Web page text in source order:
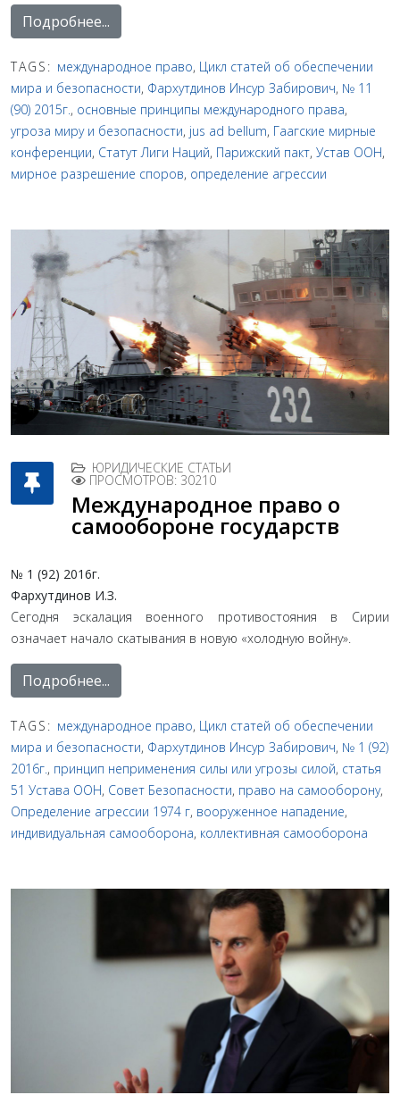
Подробнее...
TAGS: международное право, Цикл статей об обеспечении
мира и безопасности, Фархутдинов Инсур Забирович, № 11
(90) 2015г., основные принципы международного права,
угроза миру и безопасности, jus ad bellum, Гаагские мирные
конференции, Статут Лиги Наций, Парижский пакт, Устав ООН,
мирное разрешение споров, определение агрессии
ЮРИДИЧЕСКИЕ СТАТЬИ
ПРОСМОТРОВ: 30210
Международное право о
самообороне государств
№ 1 (92) 2016г.
Фархутдинов И.З.
Сегодня эскалация военного противостояния в Сирии
означает начало скатывания в новую «холодную войну».
Подробнее...
TAGS: международное право, Цикл статей об обеспечении
мира и безопасности, Фархутдинов Инсур Забирович, № 1 (92)
2016г. , принцип неприменения силы или угрозы силой, статья
51 Устава ООН, Совет Безопасности, право на самооборону,
Определение агрессии 1974 г, вооруженное нападение,
индивидуальная самооборона, коллективная самооборона